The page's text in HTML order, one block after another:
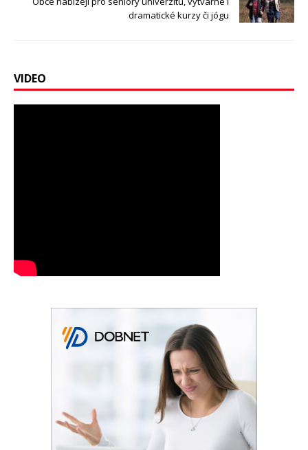
dramatické kurzy či jógu
VIDEO